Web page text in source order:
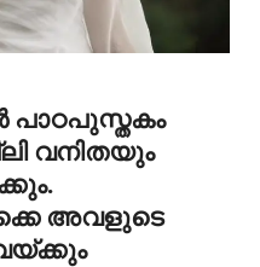
പാഠപുസ്തകം
വനിതയും
അവളുടെ